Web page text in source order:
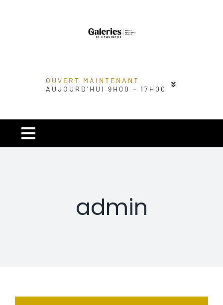
OUVERT MAINTENANT
AUJOURD'HUI 9H00 – 17H00
Navigation
Informations
admin